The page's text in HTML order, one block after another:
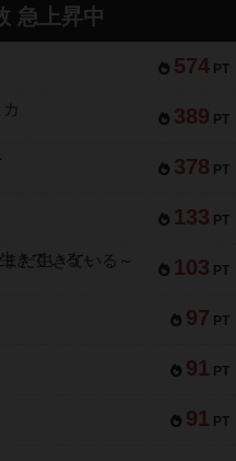
急上昇中
574 PT
389 PT
378 PT
133 PT
103 PT
だ生きている～
97 PT
91 PT
91 PT